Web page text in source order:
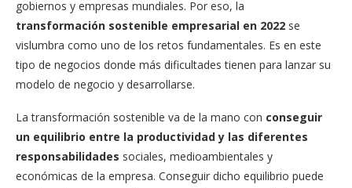
gobiernos y empresas mundiales. Por eso, la
transformación sostenible empresarial en 2022 se
vislumbra como uno de los retos fundamentales. Es en este
tipo de negocios donde más dificultades tienen para lanzar su
modelo de negocio y desarrollarse.
La transformación sostenible va de la mano con conseguir
un equilibrio entre la productividad y las diferentes
responsabilidades sociales, medioambientales y
económicas de la empresa. Conseguir dicho equilibrio puede